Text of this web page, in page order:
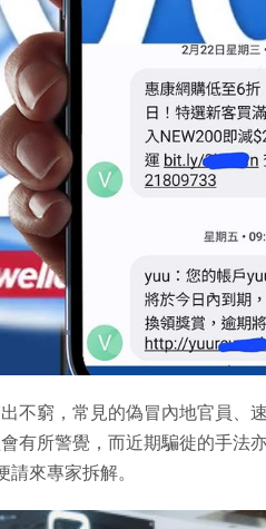
不窮，常見的偽冒內地官員、
有所警覺，而近期騙徙的手法
來專家拆解。